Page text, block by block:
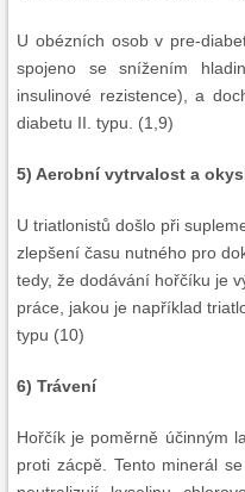
U obézních osob v pre-
spojeno se snížením
insulinové rezistence), a
diabetu II. typu. (1,9)
5) Aerobní vytrvalost a
U triatlonistů došlo při
zlepšení času nutného pro
tedy, že dodávání hořčíku je
práce, jakou je například
typu (10)
6) Trávení
Hořčík je poměrně účinným
proti zácpě. Tento minerál